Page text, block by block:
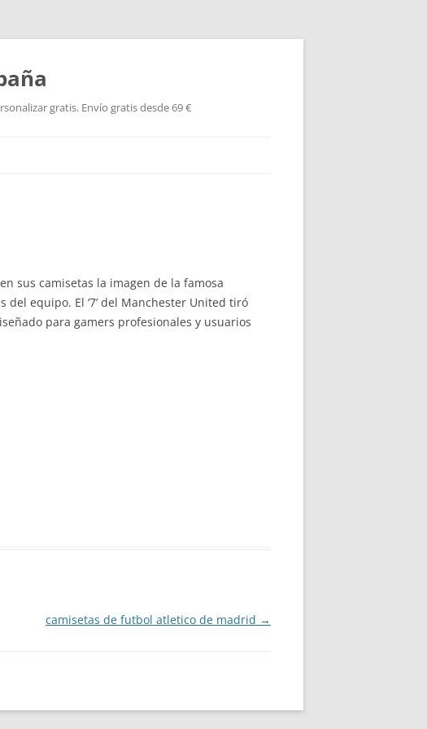
gratis. Envío gratis desde 69 €
sus camisetas la imagen de la famosa
del equipo. El ‘7’ del Manchester United tiró
para gamers profesionales y usuarios
camisetas de futbol atletico de madrid →